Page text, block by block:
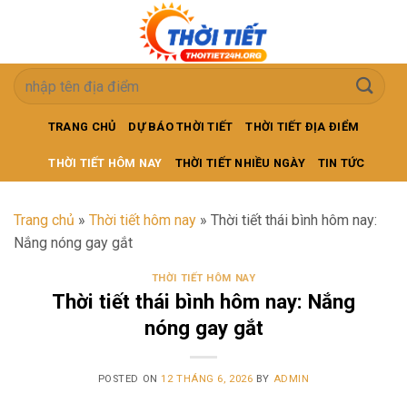
TRANG CHỦ DỰ BÁO THỜI TIẾT THỜI TIẾT ĐỊA ĐIỂM
THỜI TIẾT HÔM NAY THỜI TIẾT NHIỀU NGÀY TIN TỨC
Trang chủ » Thời tiết hôm nay » Thời tiết thái bình hôm nay:
Nắng nóng gay gắt
THỜI TIẾT HÔM NAY
Thời tiết thái bình hôm nay: Nắng
nóng gay gắt
POSTED ON12 THÁNG 6, 2026 BY ADMIN